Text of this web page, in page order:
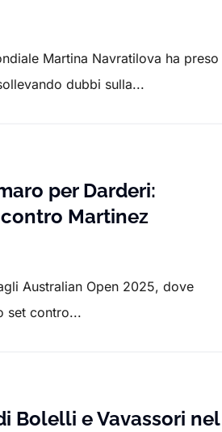
Martina Navratilova ha preso
dubbi sulla...
per Darderi:
Martinez
Australian Open 2025, dove
set contro...
Bolelli e Vavassori nel